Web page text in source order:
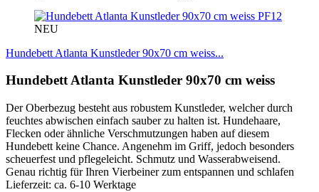
PF12
NEU
Hundebett Atlanta Kunstleder 90x70 cm weiss...
Hundebett Atlanta Kunstleder 90x70 cm weiss
Der Oberbezug besteht aus robustem Kunstleder, welcher durch
feuchtes abwischen einfach sauber zu halten ist. Hundehaare,
Flecken oder ähnliche Verschmutzungen haben auf diesem
Hundebett keine Chance. Angenehm im Griff, jedoch besonders
scheuerfest und pflegeleicht. Schmutz und Wasserabweisend.
Genau richtig für Ihren Vierbeiner zum entspannen und schlafen
Lieferzeit: ca. 6-10 Werktage